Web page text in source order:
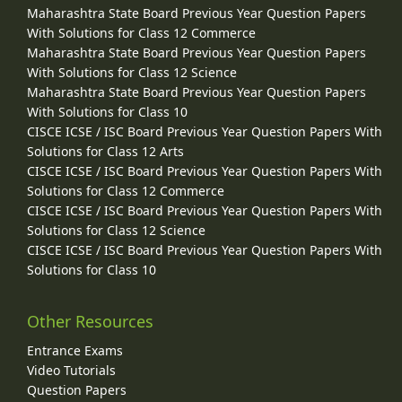
Maharashtra State Board Previous Year Question Papers
With Solutions for Class 12 Commerce
Maharashtra State Board Previous Year Question Papers
With Solutions for Class 12 Science
Maharashtra State Board Previous Year Question Papers
With Solutions for Class 10
CISCE ICSE / ISC Board Previous Year Question Papers With
Solutions for Class 12 Arts
CISCE ICSE / ISC Board Previous Year Question Papers With
Solutions for Class 12 Commerce
CISCE ICSE / ISC Board Previous Year Question Papers With
Solutions for Class 12 Science
CISCE ICSE / ISC Board Previous Year Question Papers With
Solutions for Class 10
Other Resources
Entrance Exams
Video Tutorials
Question Papers